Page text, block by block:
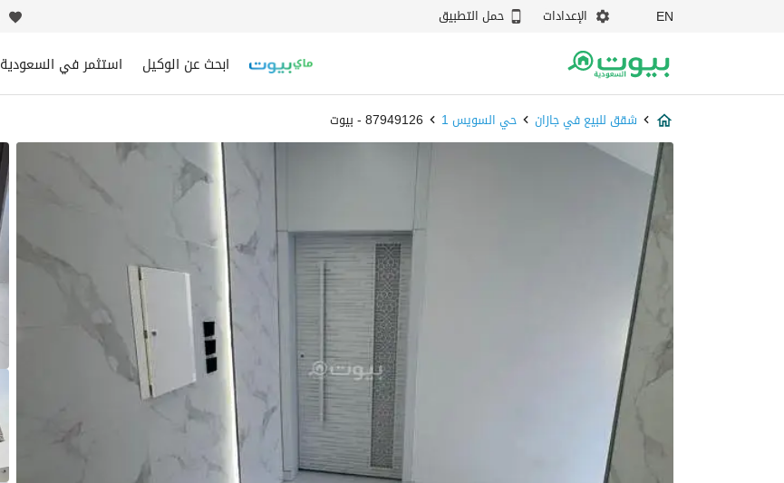
EN الإعدادات حمل التطبيق
ابحث عن الوكيل استثمر في السعودية
شقق للبيع في جازان حي السويس 1 87949126 - بيوت